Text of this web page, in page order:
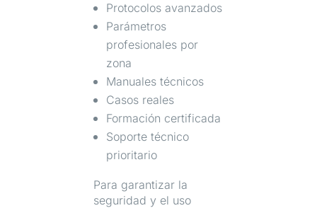
Protocolos avanzados
Parámetros
profesionales por
zona
Manuales técnicos
Casos reales
Formación certificada
Soporte técnico
prioritario
Para garantizar la
seguridad y el uso